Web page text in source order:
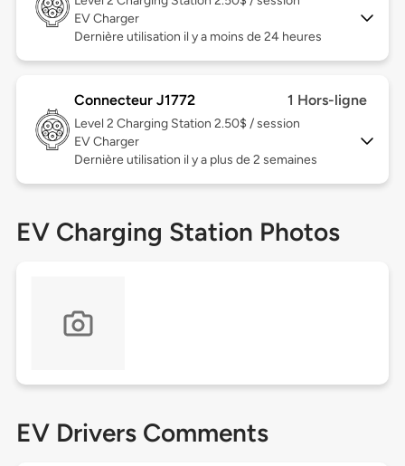
EV Charger
Dernière utilisation il y a moins de 24 heures
Connecteur J1772 1 Hors-ligne
Level 2 Charging Station 2.50$ / session
EV Charger
Dernière utilisation il y a plus de 2 semaines
EV Charging Station Photos
EV Drivers Comments